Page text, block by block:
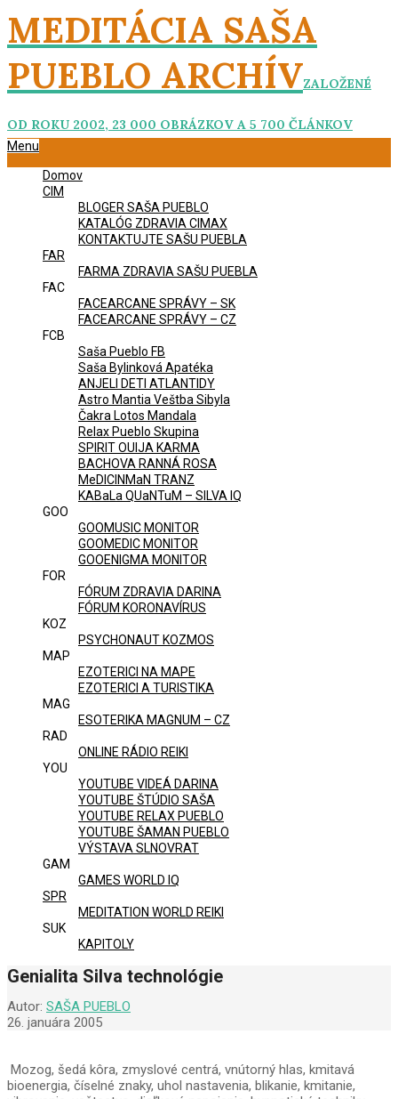
Skip
to
content
MEDITÁCIA SAŠA
PUEBLO ARCHÍVZALOŽENÉ
OD ROKU 2002, 23 000 OBRÁZKOV A 5 700 ČLÁNKOV
Primary
Menu
Domov
CIM
BLOGER SAŠA PUEBLO
KATALÓG ZDRAVIA CIMAX
KONTAKTUJTE SAŠU PUEBLA
FAR
FARMA ZDRAVIA SAŠU PUEBLA
FAC
FACEARCANE SPRÁVY – SK
FACEARCANE SPRÁVY – CZ
FCB
Saša Pueblo FB
Saša Bylinková Apatéka
ANJELI DETI ATLANTIDY
Astro Mantia Veštba Sibyla
Čakra Lotos Mandala
Relax Pueblo Skupina
SPIRIT OUIJA KARMA
BACHOVA RANNÁ ROSA
MeDICINMaN TRANZ
KABaLa QUaNTuM – SILVA IQ
GOO
GOOMUSIC MONITOR
GOOMEDIC MONITOR
GOOENIGMA MONITOR
FOR
FÓRUM ZDRAVIA DARINA
FÓRUM KORONAVÍRUS
KOZ
PSYCHONAUT KOZMOS
MAP
EZOTERICI NA MAPE
EZOTERICI A TURISTIKA
MAG
ESOTERIKA MAGNUM – CZ
RAD
ONLINE RÁDIO REIKI
YOU
YOUTUBE VIDEÁ DARINA
YOUTUBE ŠTÚDIO SAŠA
YOUTUBE RELAX PUEBLO
YOUTUBE ŠAMAN PUEBLO
VÝSTAVA SLNOVRAT
GAM
GAMES WORLD IQ
SPR
MEDITATION WORLD REIKI
SUK
KAPITOLY
Genialita Silva technológie
Autor: SAŠA PUEBLO
26. januára 2005
Mozog, šedá kôra, zmyslové centrá, vnútorný hlas, kmitavá
bioenergia, číselné znaky, uhol nastavenia, blikanie, kmitanie,